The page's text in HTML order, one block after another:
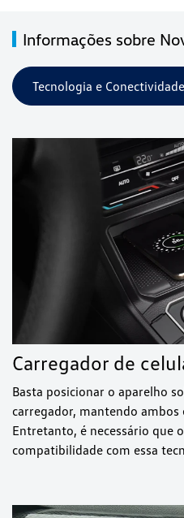
Informações sobre
Tecnologia e Conectividade
Carregador de
Basta posicionar o aparelho
carregador, mantendo
Entretanto, é necessário que
compatibilidade com essa